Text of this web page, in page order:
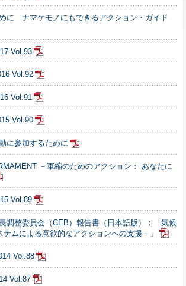
に ナマケモノにもできるアクション・ガイド
Vol.93
Vol.92
Vol.91
Vol.90
に参加するために
－軍縮のためのアクション： あなたに
Vol.89
調整委員会（CEB）報告書（日本語版）：「気候
ムによる意欲的なアクションへの支援－」
Vol.88
Vol.87